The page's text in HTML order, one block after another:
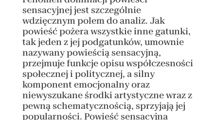
sensacyjnej jest szczególnie
wdzięcznym polem do analiz. Jak
powieść pożera wszystkie inne gatunki,
tak jeden z jej podgatunków, umownie
nazywany powieścią sensacyjną,
przejmuje funkcje opisu współczesności
społecznej i politycznej, a silny
komponent emocjonalny oraz
niewyszukane środki artystyczne wraz z
pewną schematycznością, sprzyjają jej
popularności. Powieść sensacyjna